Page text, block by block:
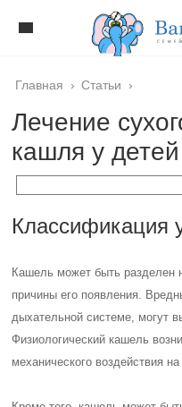
Главная › Статьи ›
Лечение
кашля у
Классификация
Кашель может быть разделен
причины его появления.
дыхательной системе, могут
Физиологический кашель
механического воздействия